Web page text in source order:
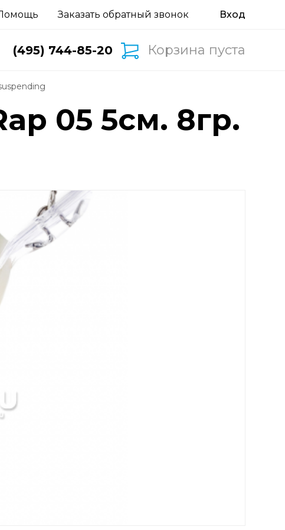
Заказать обратный звонок
(495) 744-85-20 Корзина пуста
05 5см. 8гр.